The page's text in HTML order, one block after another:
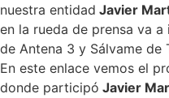
nuestra entidad Javier
en la rueda de prensa va
de Antena 3 y Sálvame de
En este enlace vemos el
donde participó Javier